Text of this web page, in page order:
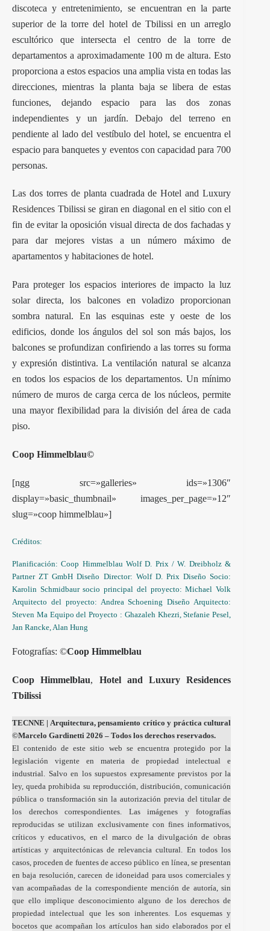
discoteca y entretenimiento, se encuentran en la parte
superior de la torre del hotel de Tbilissi en un arreglo
escultórico que intersecta el centro de la torre de
departamentos a aproximadamente 100 m de altura. Esto
proporciona a estos espacios una amplia vista en todas las
direcciones, mientras la planta baja se libera de estas
funciones, dejando espacio para las dos zonas
independientes y un jardín. Debajo del terreno en
pendiente al lado del vestíbulo del hotel, se encuentra el
espacio para banquetes y eventos con capacidad para 700
personas.
Las dos torres de planta cuadrada de Hotel and Luxury
Residences Tbilissi se giran en diagonal en el sitio con el
fin de evitar la oposición visual directa de dos fachadas y
para dar mejores vistas a un número máximo de
apartamentos y habitaciones de hotel.
Para proteger los espacios interiores de impacto la luz
solar directa, los balcones en voladizo proporcionan
sombra natural. En las esquinas este y oeste de los
edificios, donde los ángulos del sol son más bajos, los
balcones se profundizan confiriendo a las torres su forma
y expresión distintiva. La ventilación natural se alcanza
en todos los espacios de los departamentos. Un mínimo
número de muros de carga cerca de los núcleos, permite
una mayor flexibilidad para la división del área de cada
piso.
Coop Himmelblau©
[ngg src=»galleries» ids=»1306″
display=»basic_thumbnail» images_per_page=»12″
slug=»coop himmelblau»]
Créditos:
Planificación: Coop Himmelblau Wolf D. Prix / W. Dreibholz &
Partner ZT GmbH Diseño Director: Wolf D. Prix Diseño Socio:
Karolin Schmidbaur socio principal del proyecto: Michael Volk
Arquitecto del proyecto: Andrea Schoening Diseño Arquitecto:
Steven Ma Equipo del Proyecto : Ghazaleh Khezri, Stefanie Pesel,
Jan Rancke, Alan Hung
Fotografías: ©Coop Himmelblau
Coop Himmelblau, Hotel and Luxury Residences
Tbilissi
TECNNE | Arquitectura, pensamiento crítico y práctica cultural
©Marcelo Gardinetti 2026 – Todos los derechos reservados.
El contenido de este sitio web se encuentra protegido por la
legislación vigente en materia de propiedad intelectual e
industrial. Salvo en los supuestos expresamente previstos por la
ley, queda prohibida su reproducción, distribución, comunicación
pública o transformación sin la autorización previa del titular de
los derechos correspondientes. Las imágenes y fotografías
reproducidas se utilizan exclusivamente con fines informativos,
críticos y educativos, en el marco de la divulgación de obras
artísticas y arquitectónicas de relevancia cultural. En todos los
casos, proceden de fuentes de acceso público en línea, se presentan
en baja resolución, carecen de idoneidad para usos comerciales y
van acompañadas de la correspondiente mención de autoría, sin
que ello implique desconocimiento alguno de los derechos de
propiedad intelectual que les son inherentes. Los esquemas y
bocetos que acompañan los artículos han sido elaborados por el